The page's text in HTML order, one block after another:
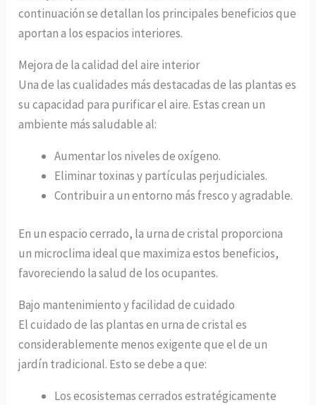
continuación se detallan los principales beneficios que
aportan a los espacios interiores.
Mejora de la calidad del aire interior
Una de las cualidades más destacadas de las plantas es
su capacidad para purificar el aire. Estas crean un
ambiente más saludable al:
Aumentar los niveles de oxígeno.
Eliminar toxinas y partículas perjudiciales.
Contribuir a un entorno más fresco y agradable.
En un espacio cerrado, la urna de cristal proporciona
un microclima ideal que maximiza estos beneficios,
favoreciendo la salud de los ocupantes.
Bajo mantenimiento y facilidad de cuidado
El cuidado de las plantas en urna de cristal es
considerablemente menos exigente que el de un
jardín tradicional. Esto se debe a que:
Los ecosistemas cerrados estratégicamente